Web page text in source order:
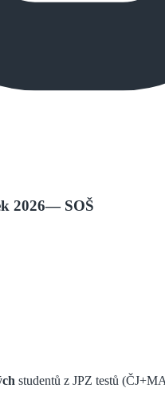
2026— SOŠ
studentů z JPZ testů